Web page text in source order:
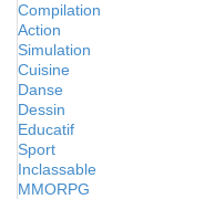
Compilation
Action
Simulation
Cuisine
Danse
Dessin
Educatif
Sport
Inclassable
MMORPG